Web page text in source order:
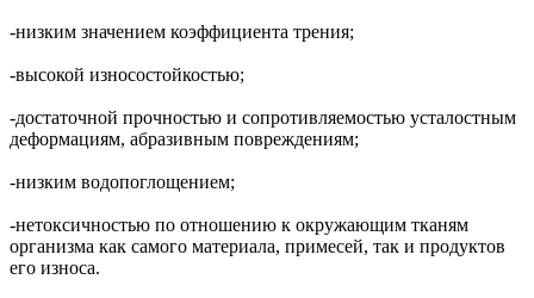
-низким значением коэффициента трения;
-высокой износостойкостью;
-достаточной прочностью и сопротивляемостью усталостным
деформациям, абразивным повреждениям;
-низким водопоглощением;
-нетоксичностью по отношению к окружающим тканям
организма как самого материала, примесей, так и продуктов
его износа.